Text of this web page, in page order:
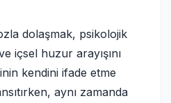
dolaşmak, psikolojik
içsel huzur arayışını
kendini ifade etme
aynı zamanda